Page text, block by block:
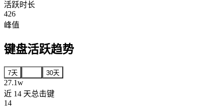
活跃时长
426
峰值
键盘活跃趋势
7天 30天
27.1w
近 14 天总击键
14